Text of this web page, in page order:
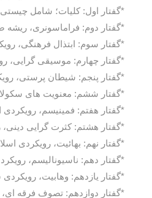
*گفتار اول: کلیات؛ شامل
*گفتار دوم: فراماسونری، ریشه
*گفتار سوم: ابتذال فرهنگی،
*گفتار چهارم: موسیقی گرایی،
*گفتار پنجم: شیطان پرستی،
*گفتار ششم: معنویت های
*گفتار هفتم: فمینیسم، رویکردی
*گفتار هشتم: کثرت گرایی دینی،
*گفتار نهم: بهائیت، رویکردی
*گفتار دهم: ناسیونالیسم،
*گفتار یازدهم: وهابیت، رویکردی
*گفتار دوازدهم: تصوف فرقه